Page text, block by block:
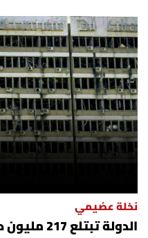
نخلة عضيمي
الدولة تبتلع 217 مليون دولار من كهرباء لبنان